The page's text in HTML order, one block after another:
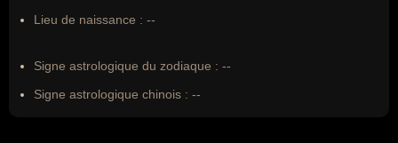
Lieu de naissance : --
Signe astrologique du zodiaque : --
Signe astrologique chinois : --